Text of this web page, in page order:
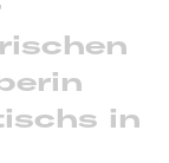
in